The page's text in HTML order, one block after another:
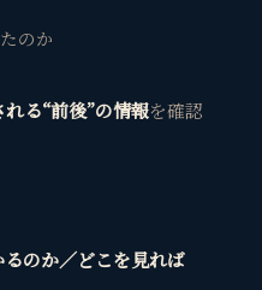
のか
る“前後”の情報を確認
のか／どこを見れば